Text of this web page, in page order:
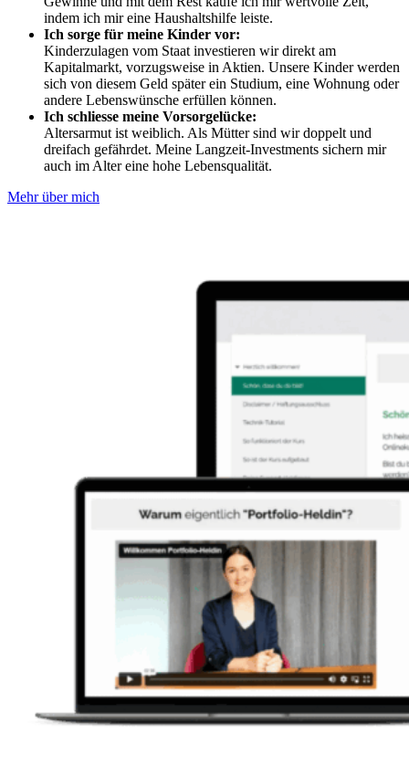
indem ich mir eine Haushaltshilfe leiste.
Ich sorge für meine Kinder vor:
Kinderzulagen vom Staat investieren wir direkt am
Kapitalmarkt, vorzugsweise in Aktien. Unsere Kinder werden
sich von diesem Geld später ein Studium, eine Wohnung oder
andere Lebenswünsche erfüllen können.
Ich schliesse meine Vorsorgelücke:
Altersarmut ist weiblich. Als Mütter sind wir doppelt und
dreifach gefährdet. Meine Langzeit-Investments sichern mir
auch im Alter eine hohe Lebensqualität.
Mehr über mich